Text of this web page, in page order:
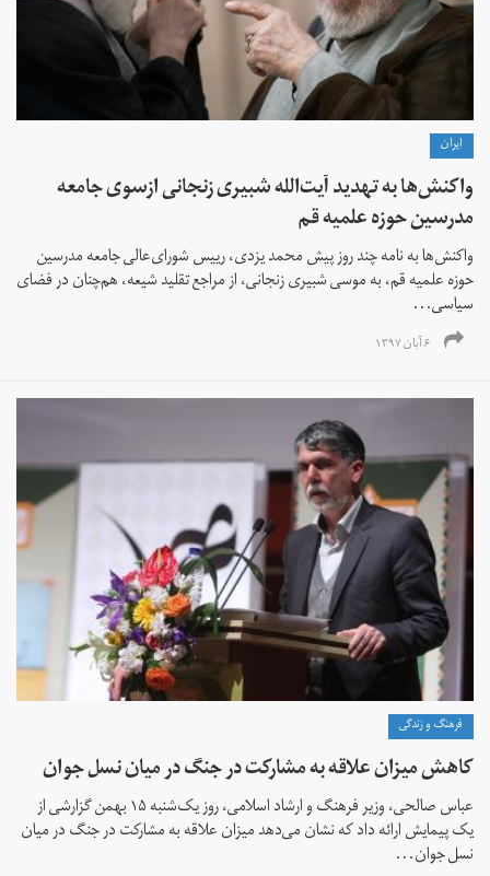
ايران
واکنش‌ها به تهدید آیت‌الله شبیری زنجانی ازسوی جامعه
مدرسین حوزه علمیه قم
واکنش‌ها به نامه‌ چند روز پیش محمد یزدی، رییس شورای‌عالی جامعه مدرسین
حوزه علمیه قم، به موسی شبیری زنجانی، از مراجع تقلید شیعه، هم‌چنان در فضای
سیاسی...
۶ آبان ۱۳۹۷
فرهنگ و زندگی
کاهش میزان علاقه به مشارکت در جنگ در میان نسل جوان
عباس صالحی، وزیر فرهنگ و ارشاد اسلامی، روز یک‌شنبه ۱۵ بهمن گزارشی از
یک پیمایش ارائه داد که نشان می‌دهد میزان علاقه به مشارکت در جنگ در میان
نسل جوان...